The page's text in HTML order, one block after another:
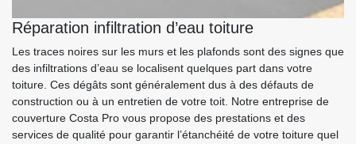
Réparation infiltration d’eau toiture
Les traces noires sur les murs et les plafonds sont des signes que
des infiltrations d’eau se localisent quelques part dans votre
toiture. Ces dégâts sont généralement dus à des défauts de
construction ou à un entretien de votre toit. Notre entreprise de
couverture Costa Pro vous propose des prestations et des
services de qualité pour garantir l’étanchéité de votre toiture quel